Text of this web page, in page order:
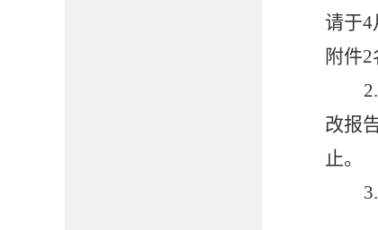
请于4
附件2
2
改报
止。
3